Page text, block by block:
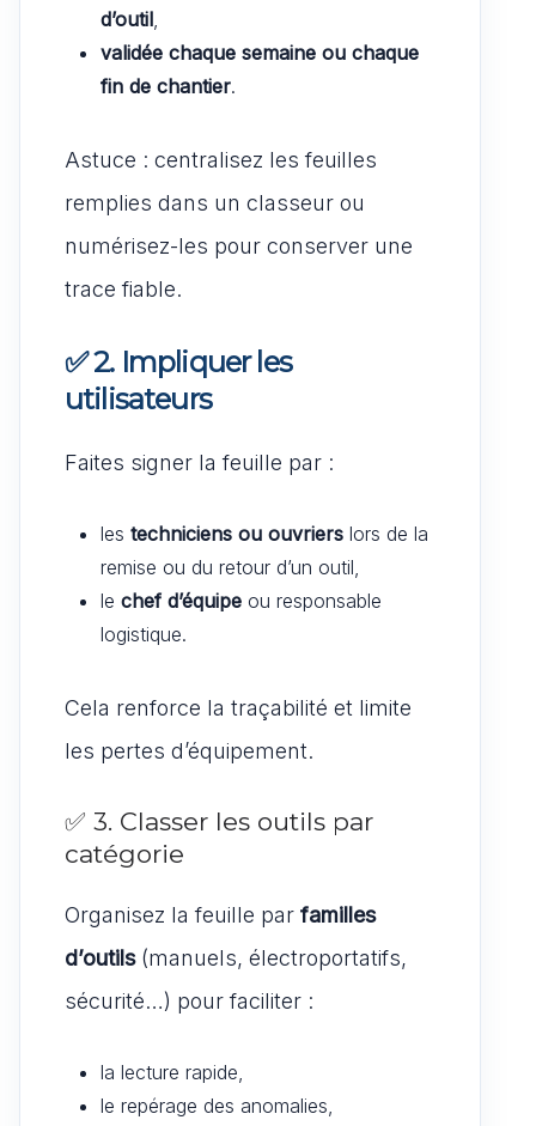
d’outil,
validée chaque semaine ou chaque
fin de chantier.
Astuce : centralisez les feuilles
remplies dans un classeur ou
numérisez-les pour conserver une
trace fiable.
✅ 2. Impliquer les
utilisateurs
Faites signer la feuille par :
les techniciens ou ouvriers lors de la
remise ou du retour d’un outil,
le chef d’équipe ou responsable
logistique.
Cela renforce la traçabilité et limite
les pertes d’équipement.
✅ 3. Classer les outils par
catégorie
Organisez la feuille par familles
d’outils(manuels, électroportatifs,
sécurité…) pour faciliter :
la lecture rapide,
le repérage des anomalies,